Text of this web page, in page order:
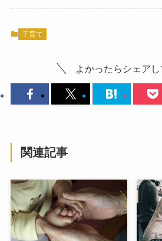
子育て
よかったらシェアし
関連記事